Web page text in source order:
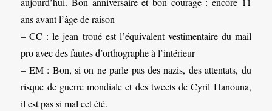
ans avant l’âge de raison
– CC : le jean troué est l’équivalent vestimentaire du mail
pro avec des fautes d’orthographe à l’intérieur
– EM : Bon, si on ne parle pas des nazis, des attentats, du
risque de guerre mondiale et des tweets de Cyril Hanouna,
il est pas si mal cet été.